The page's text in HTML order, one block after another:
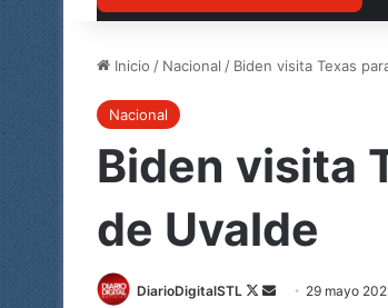
Inicio / Nacional / Biden visita Texas
Nacional
Biden visita
de Uvalde
DiarioDigitalSTL
Follow
Send29 mayo